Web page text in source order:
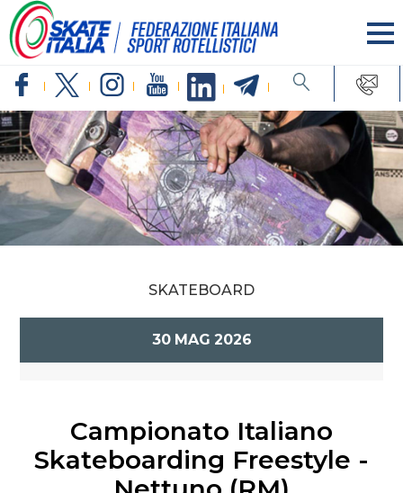
SKATEBOARD
30 MAG 2026
Campionato Italiano
Skateboarding Freestyle -